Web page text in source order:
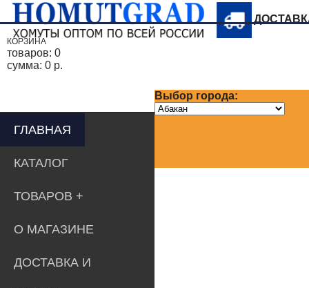
Выбор города:
КОРЗИНА
товаров: 0
сумма: 0 р.
ГЛАВНАЯ
КАТАЛОГ
ТОВАРОВ
О МАГАЗИНЕ
ДОСТАВКА И